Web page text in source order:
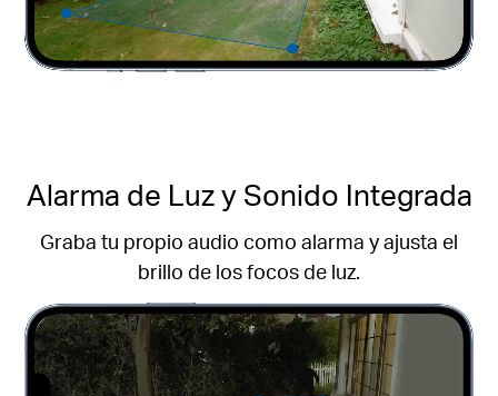
Alarma de Luz y Sonido Integrada
Graba tu propio audio como alarma y ajusta el
brillo de los focos de luz.